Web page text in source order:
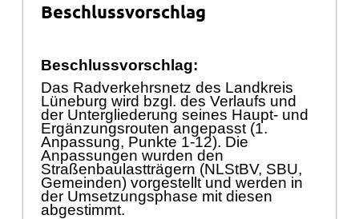
Beschlussvorschlag
Beschlussvorschlag:
Das Radverkehrsnetz des Landkreis
Lüneburg wird bzgl. des Verlaufs und
der Untergliederung seines Haupt- und
Ergänzungsrouten angepasst (1.
Anpassung, Punkte 1-12). Die
Anpassungen wurden den
Straßenbaulastträgern (NLStBV, SBU,
Gemeinden) vorgestellt und werden in
der Umsetzungsphase mit diesen
abgestimmt.